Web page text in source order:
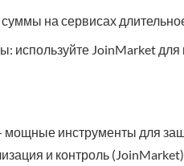
на сервисах
используйте JoinMarket
инструменты для
и контроль